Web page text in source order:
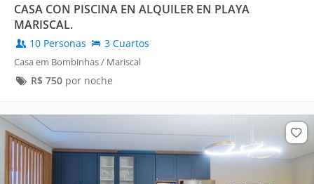
CASA CON PISCINA EN ALQUILER EN PLAYA
MARISCAL.
10 Personas 3 Cuartos
Casa em Bombinhas / Mariscal
R$ 750por noche